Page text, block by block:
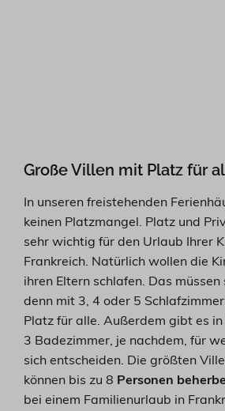
Große Villen mit Platz für
In unseren freistehenden
keinen Platzmangel. Platz und
sehr wichtig für den Urlaub Ihrer
Frankreich. Natürlich wollen die
ihren Eltern schlafen. Das müssen
denn mit 3, 4 oder 5
Platz für alle. Außerdem gibt es
3 Badezimmer, je nachdem, für
sich entscheiden. Die größten
können bis zu 8 Personen
bei einem Familienurlaub in